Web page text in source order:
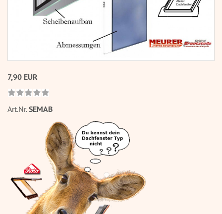
7,90 EUR
Art.Nr.SEMAB